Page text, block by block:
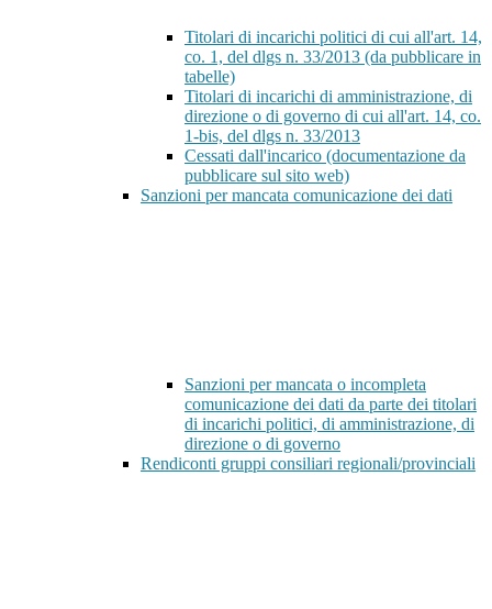
Titolari di incarichi politici di cui all'art. 14,
co. 1, del dlgs n. 33/2013 (da pubblicare in
tabelle)
Titolari di incarichi di amministrazione, di
direzione o di governo di cui all'art. 14, co.
1-bis, del dlgs n. 33/2013
Cessati dall'incarico (documentazione da
pubblicare sul sito web)
Sanzioni per mancata comunicazione dei dati
Sanzioni per mancata o incompleta
comunicazione dei dati da parte dei titolari
di incarichi politici, di amministrazione, di
direzione o di governo
Rendiconti gruppi consiliari regionali/provinciali